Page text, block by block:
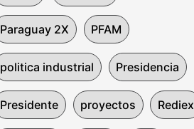
Paraguay 2X PFAM
politica industrial Presidencia
Presidente proyectos Rediex